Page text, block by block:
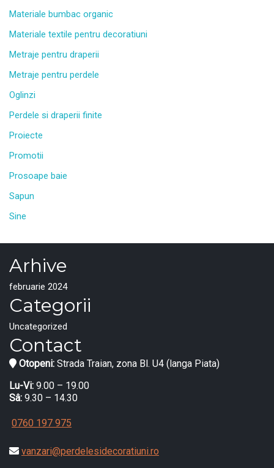
Materiale bumbac organic
Materiale textile pentru decoratiuni
Metraje pentru draperii
Metraje pentru perdele
Oglinzi
Perdele si draperii finite
Proiecte
Promotii
Prosoape baie
Sapun
Sine
Arhive
februarie 2024
Categorii
Uncategorized
Contact
Otopeni: Strada Traian, zona Bl. U4 (langa Piata)
Lu-Vi: 9.00 – 19.00
Sâ: 9.30 – 14.30
0760 197 975
vanzari@perdelesidecoratiuni.ro